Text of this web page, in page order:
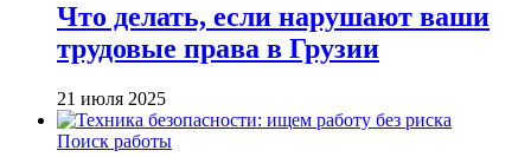
Что делать, если нарушают ваши
трудовые права в Грузии
21 июля 2025
Поиск работы